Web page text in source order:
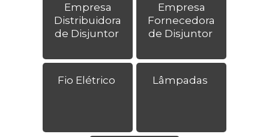
Empresa
Distribuidora
de Disjuntor
Empresa
Fornecedora
de Disjuntor
Fio Elétrico Lâmpadas